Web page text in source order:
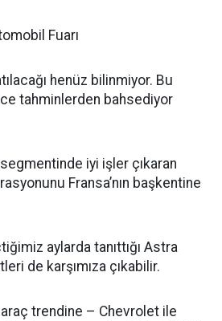
henüz bilinmiyor. Bu
tahminlerden bahsediyor
iyi işler çıkaran
Fransa’nın başkentine
aylarda tanıttığı Astra
de karşımıza çıkabilir.
trendine – Chevrolet ile